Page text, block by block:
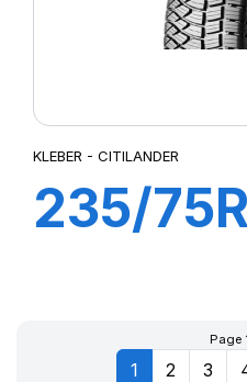
KLEBER - CITILANDER
235/
Page
1 2 3